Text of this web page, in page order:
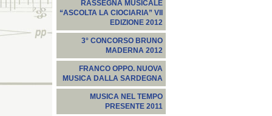
RASSEGNA MUSICALE
“ASCOLTA LA CIOCIARIA” VII
EDIZIONE 2012
3° CONCORSO BRUNO
MADERNA 2012
FRANCO OPPO. NUOVA
MUSICA DALLA SARDEGNA
MUSICA NEL TEMPO
PRESENTE 2011